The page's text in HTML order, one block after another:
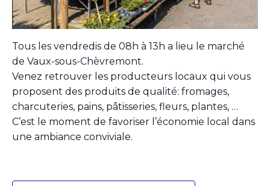
Tous les vendredis de 08h à 13h a lieu le marché
de Vaux-sous-Chèvremont.
Venez retrouver les producteurs locaux qui vous
proposent des produits de qualité: fromages,
charcuteries, pains, pâtisseries, fleurs, plantes, …
C’est le moment de favoriser l’économie local dans
une ambiance conviviale.